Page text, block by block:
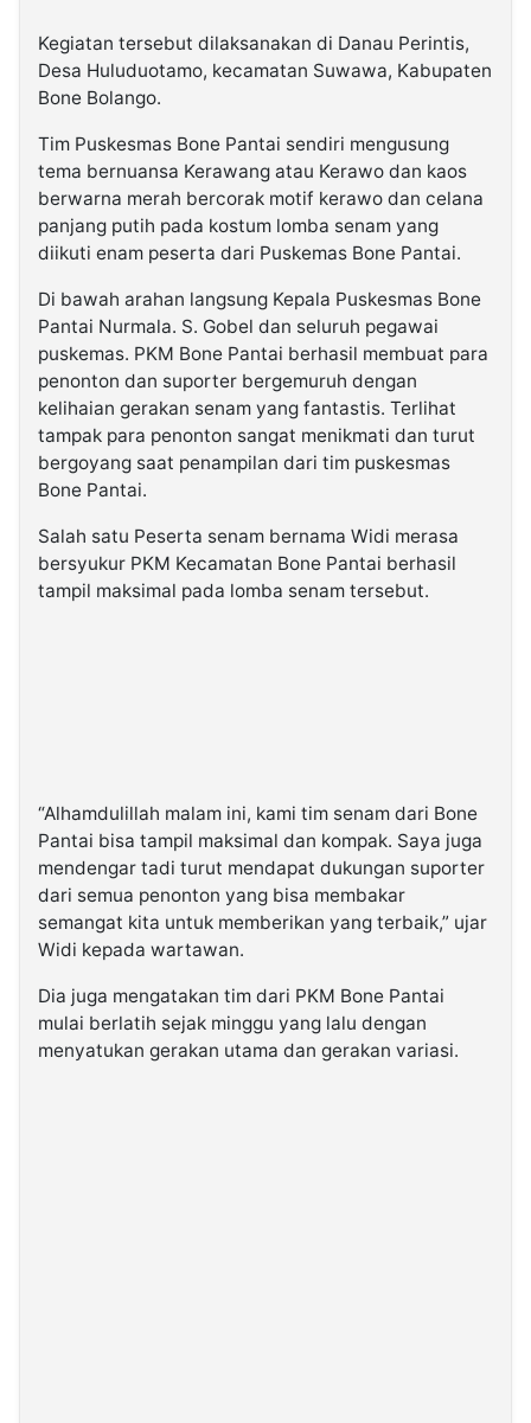
Kegiatan tersebut dilaksanakan di Danau Perintis,
Desa Huluduotamo, kecamatan Suwawa, Kabupaten
Bone Bolango.
Tim Puskesmas Bone Pantai sendiri mengusung
tema bernuansa Kerawang atau Kerawo dan kaos
berwarna merah bercorak motif kerawo dan celana
panjang putih pada kostum lomba senam yang
diikuti enam peserta dari Puskemas Bone Pantai.
Di bawah arahan langsung Kepala Puskesmas Bone
Pantai Nurmala. S. Gobel dan seluruh pegawai
puskemas. PKM Bone Pantai berhasil membuat para
penonton dan suporter bergemuruh dengan
kelihaian gerakan senam yang fantastis. Terlihat
tampak para penonton sangat menikmati dan turut
bergoyang saat penampilan dari tim puskesmas
Bone Pantai.
Salah satu Peserta senam bernama Widi merasa
bersyukur PKM Kecamatan Bone Pantai berhasil
tampil maksimal pada lomba senam tersebut.
“Alhamdulillah malam ini, kami tim senam dari Bone
Pantai bisa tampil maksimal dan kompak. Saya juga
mendengar tadi turut mendapat dukungan suporter
dari semua penonton yang bisa membakar
semangat kita untuk memberikan yang terbaik,” ujar
Widi kepada wartawan.
Dia juga mengatakan tim dari PKM Bone Pantai
mulai berlatih sejak minggu yang lalu dengan
menyatukan gerakan utama dan gerakan variasi.